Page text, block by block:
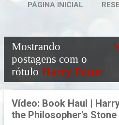
PÁGINA INICIAL
P
o
Mostrando
postagens com o
rótulo Harry Potter
Vídeo: Book Haul |
the Philosopher's